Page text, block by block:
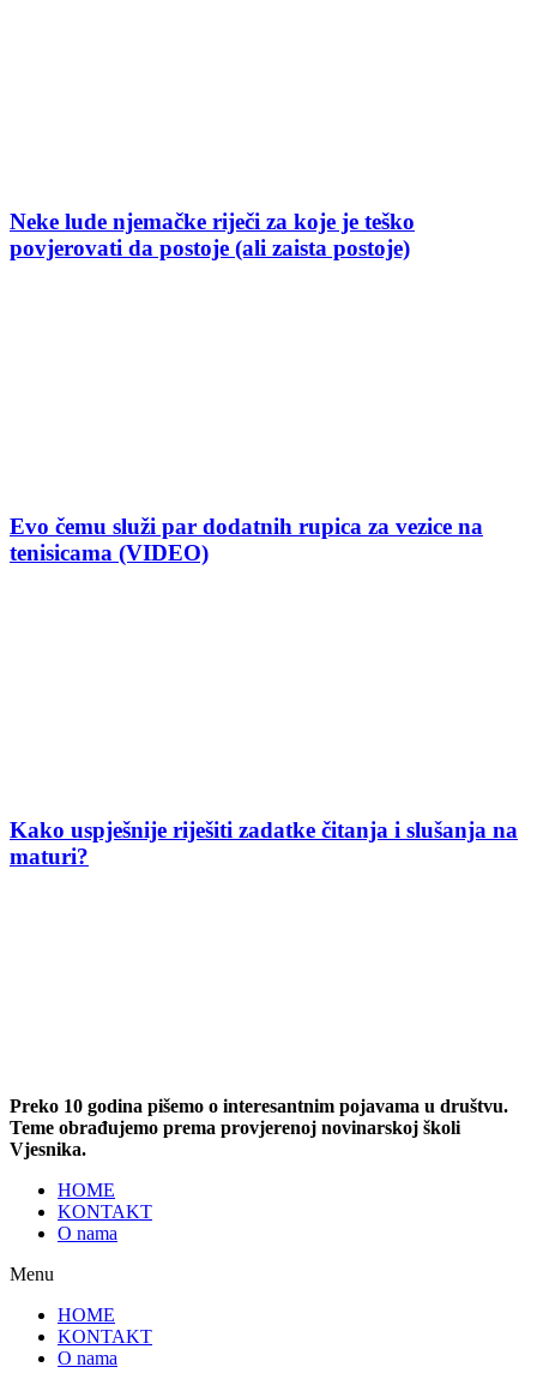
Neke lude njemačke riječi za koje je teško
povjerovati da postoje (ali zaista postoje)
Evo čemu služi par dodatnih rupica za vezice na
tenisicama (VIDEO)
Kako uspješnije riješiti zadatke čitanja i slušanja na
maturi?
Preko 10 godina pišemo o interesantnim pojavama u društvu.
Teme obrađujemo prema provjerenoj novinarskoj školi
Vjesnika.
HOME
KONTAKT
O nama
Menu
HOME
KONTAKT
O nama